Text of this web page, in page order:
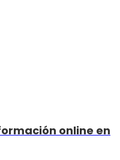
online en